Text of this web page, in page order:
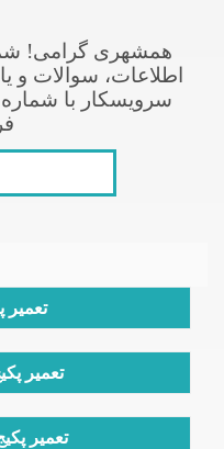
همشهری گرامی!
اطلاعات، سوالات و
سرویسکار با
تعمیر
تعمیر
تعمیر